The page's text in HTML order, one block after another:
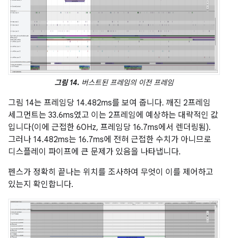
그림 14. 버스트된 프레임의 이전 프레임
그림 14는 프레임당 14.482ms를 보여 줍니다. 깨진 2프레임
세그먼트는 33.6ms였고 이는 2프레임에 예상하는 대략적인 값
입니다(이에 근접한 60Hz, 프레임당 16.7ms에서 렌더링됨).
그러나 14.482ms는 16.7ms에 전혀 근접한 수치가 아니므로
디스플레이 파이프에 큰 문제가 있음을 나타냅니다.
펜스가 정확히 끝나는 위치를 조사하여 무엇이 이를 제어하고
있는지 확인합니다.